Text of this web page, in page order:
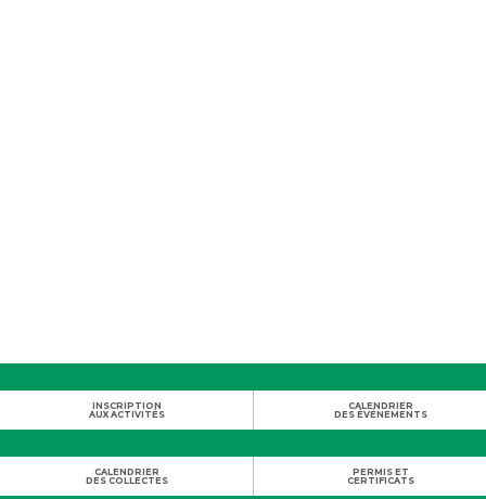
INSCRIPTION
AUX ACTIVITÉS
CALENDRIER
DES ÉVÉNEMENTS
CALENDRIER
DES COLLECTES
PERMIS ET
CERTIFICATS